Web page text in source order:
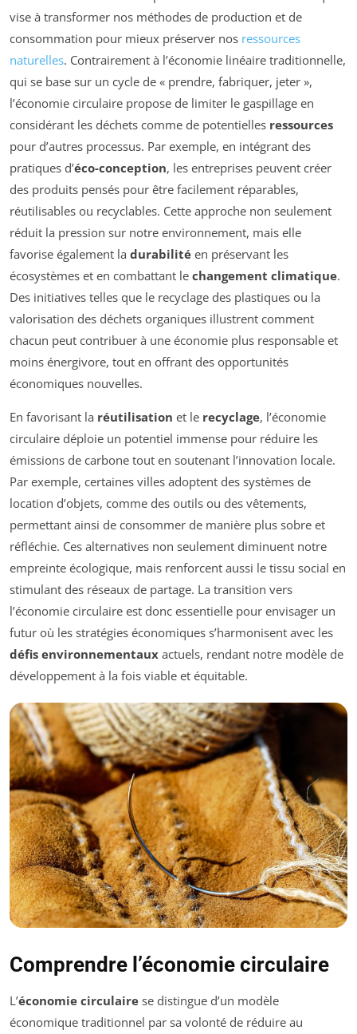
vise à transformer nos méthodes de production et de
consommation pour mieux préserver nos ressources
naturelles. Contrairement à l’économie linéaire traditionnelle,
qui se base sur un cycle de « prendre, fabriquer, jeter »,
l’économie circulaire propose de limiter le gaspillage en
considérant les déchets comme de potentielles ressources
pour d’autres processus. Par exemple, en intégrant des
pratiques d’éco-conception, les entreprises peuvent créer
des produits pensés pour être facilement réparables,
réutilisables ou recyclables. Cette approche non seulement
réduit la pression sur notre environnement, mais elle
favorise également la durabilité en préservant les
écosystèmes et en combattant le changement climatique.
Des initiatives telles que le recyclage des plastiques ou la
valorisation des déchets organiques illustrent comment
chacun peut contribuer à une économie plus responsable et
moins énergivore, tout en offrant des opportunités
économiques nouvelles.
En favorisant la réutilisation et le recyclage, l’économie
circulaire déploie un potentiel immense pour réduire les
émissions de carbone tout en soutenant l’innovation locale.
Par exemple, certaines villes adoptent des systèmes de
location d’objets, comme des outils ou des vêtements,
permettant ainsi de consommer de manière plus sobre et
réfléchie. Ces alternatives non seulement diminuent notre
empreinte écologique, mais renforcent aussi le tissu social en
stimulant des réseaux de partage. La transition vers
l’économie circulaire est donc essentielle pour envisager un
futur où les stratégies économiques s’harmonisent avec les
défis environnementaux actuels, rendant notre modèle de
développement à la fois viable et équitable.
Comprendre l’économie circulaire
L’économie circulaire se distingue d’un modèle
économique traditionnel par sa volonté de réduire au